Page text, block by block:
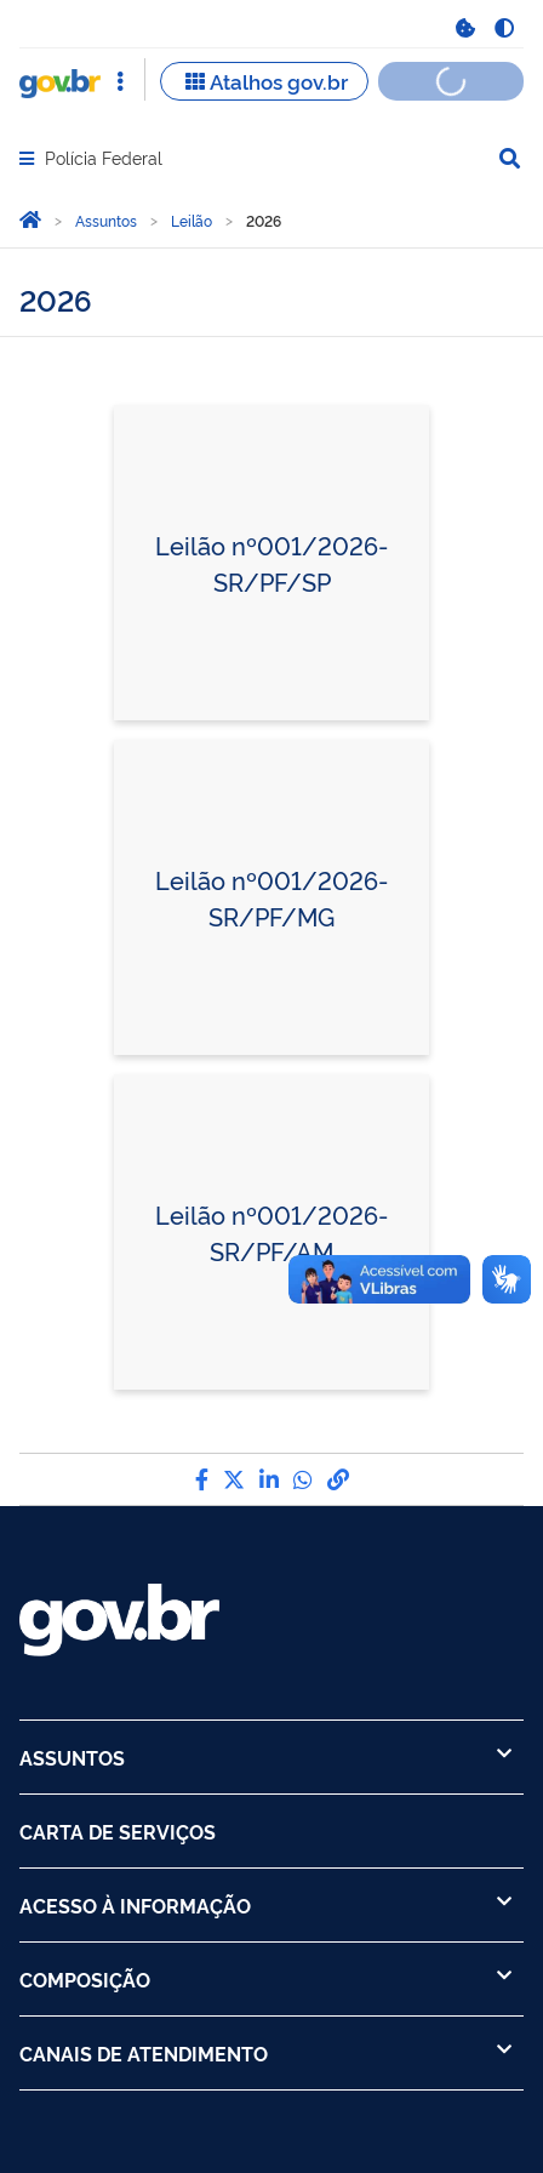
Abrir menu principal de navegação
Polícia Federal
Você está aqui:
Página Inicial
Assuntos Leilão 2026
2026
Leilão nº001/2026-
SR/PF/SP
Leilão nº001/2026-
SR/PF/MG
Leilão nº001/2026-
SR/PF/AM
Compartilhe por Facebook
Compartilhe por Twitter
Compartilhe por
Compartilhe por
link para Copiar
ASSUNTOS
CARTA DE SERVIÇOS
ACESSO À INFORMAÇÃO
COMPOSIÇÃO
CANAIS DE ATENDIMENTO